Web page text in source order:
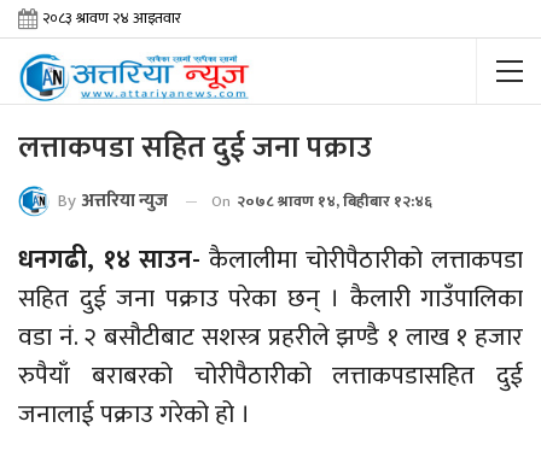
लत्ताकपडा सहित दुई जना पक्राउ
By अत्तरिया न्युज On २०७८ श्रावण १४, बिहीबार १२:४६
धनगढी, १४ साउन- कैलालीमा चोरीपैठारीको लत्ताकपडा
सहित दुई जना पक्राउ परेका छन् । कैलारी गाउँपालिका
वडा नं. २ बसौटीबाट सशस्त्र प्रहरीले झण्डै १ लाख १ हजार
रुपैयाँ बराबरको चोरीपैठारीको लत्ताकपडासहित दुई
जनालाई पक्राउ गरेको हो ।